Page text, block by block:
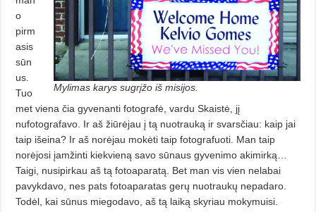
Mylimas karys sugrįžo iš misijos.
o
pirm
asis
sūn
us.
Tuo
met viena čia gyvenanti fotografė, vardu Skaistė, jį
nufotografavo. Ir aš žiūrėjau į tą nuotrauką ir svarsčiau: kaip jai
taip išeina? Ir aš norėjau mokėti taip fotografuoti. Man taip
norėjosi įamžinti kiekvieną savo sūnaus gyvenimo akimirką…
Taigi, nusipirkau aš tą fotoaparatą. Bet man vis vien nelabai
pavykdavo, nes pats fotoaparatas gerų nuotraukų nepadaro.
Todėl, kai sūnus miegodavo, aš tą laiką skyriau mokymuisi.